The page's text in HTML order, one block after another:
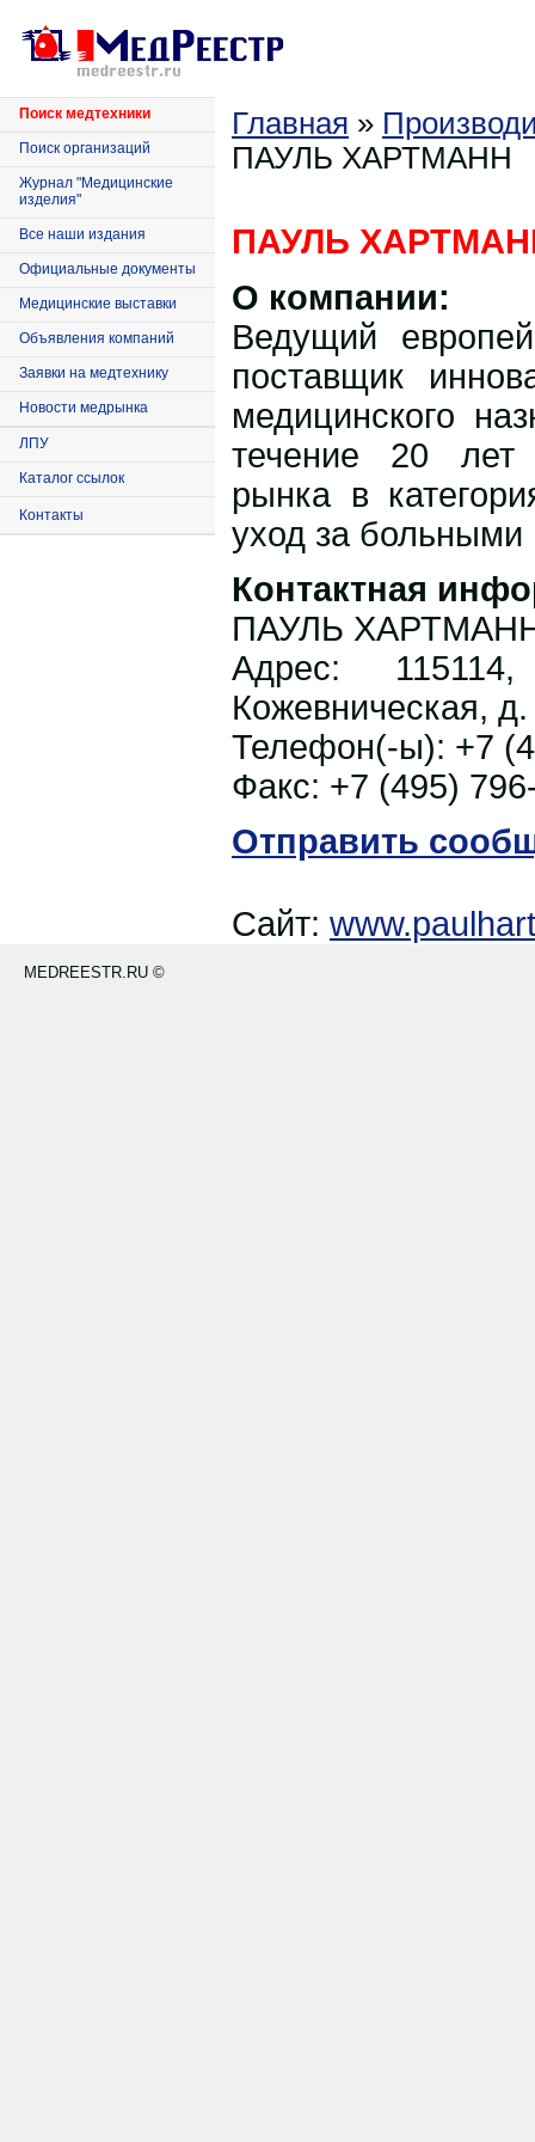
Поиск медтехники
Поиск организаций
Журнал "Медицинские
изделия"
Все наши издания
Официальные документы
Медицинские выставки
Объявления компаний
Заявки на медтехнику
Новости медрынка
ЛПУ
Каталог ссылок
Контакты
Главная »
ПАУЛЬ ХАРТМАНН
ПАУЛЬ
О компании:
Ведущий
поставщик
медицинского
течение 20 лет
рынка в
уход за больными
Контактная
ПАУЛЬ
Адрес:
Кожевническая,
Телефон(-ы): +7
Факс: +7 (495)
Отправить
Сайт:
MEDREESTR.RU ©